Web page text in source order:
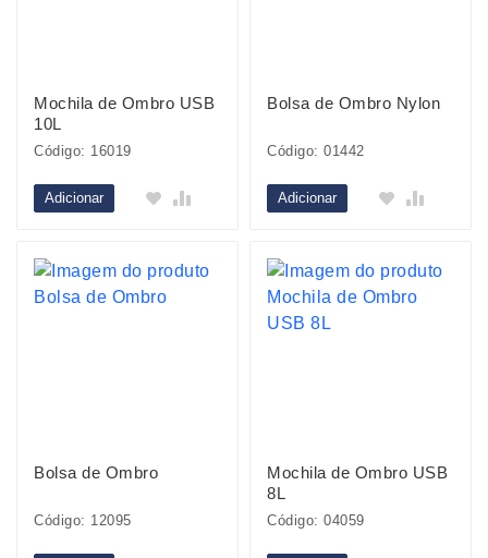
Mochila de Ombro USB
10L
Código: 16019
Adicionar
Bolsa de Ombro Nylon
Código: 01442
Adicionar
Bolsa de Ombro
Código: 12095
Mochila de Ombro USB
8L
Código: 04059